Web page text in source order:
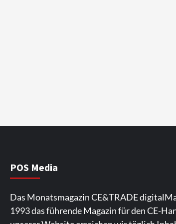
POS Media
Das Monatsmagazin CE&TRADE
1993 das führende Magazin für den CE-